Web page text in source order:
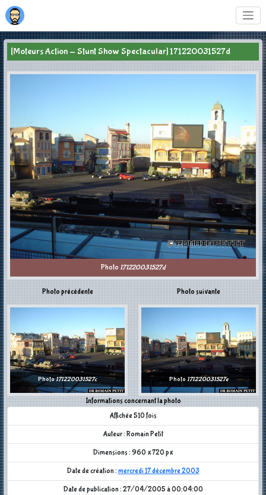
[Moteurs Action - Stunt Show Spectacular] 171220031527d
Photo 171220031527d
Photo précédente
Photo171220031527c
Informations concernant la photo
Affichée 510 fois
Auteur : Romain Petit
Dimensions : 960 x 720 px
Date de création : mercredi 17 décembre 2003
Date de publication : 27/04/2005 à 00:04:00
Photo suivante
Photo 171220031527e